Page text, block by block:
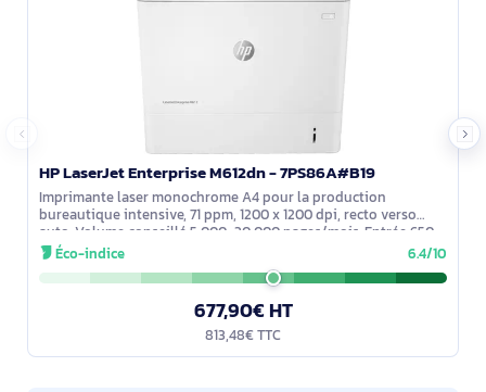
HP LaserJet Enterprise M612dn - 7PS86A#B19
Imprimante laser monochrome A4 pour la production
bureautique intensive, 71 ppm, 1200 x 1200 dpi, recto verso
auto. Volume conseillé 5 000–30 000 pages/mois. Entrée 650
feuilles (jusqu’à 4 400 avec
Éco-indice 6.4/10
677,90€ HT
813,48€ TTC